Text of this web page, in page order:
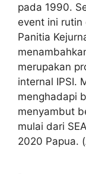
pada 1990.
event ini rutin
Panitia
merupakan
internal IPSI.
menghadapi
menyambut
mulai dari
2020 Papua.